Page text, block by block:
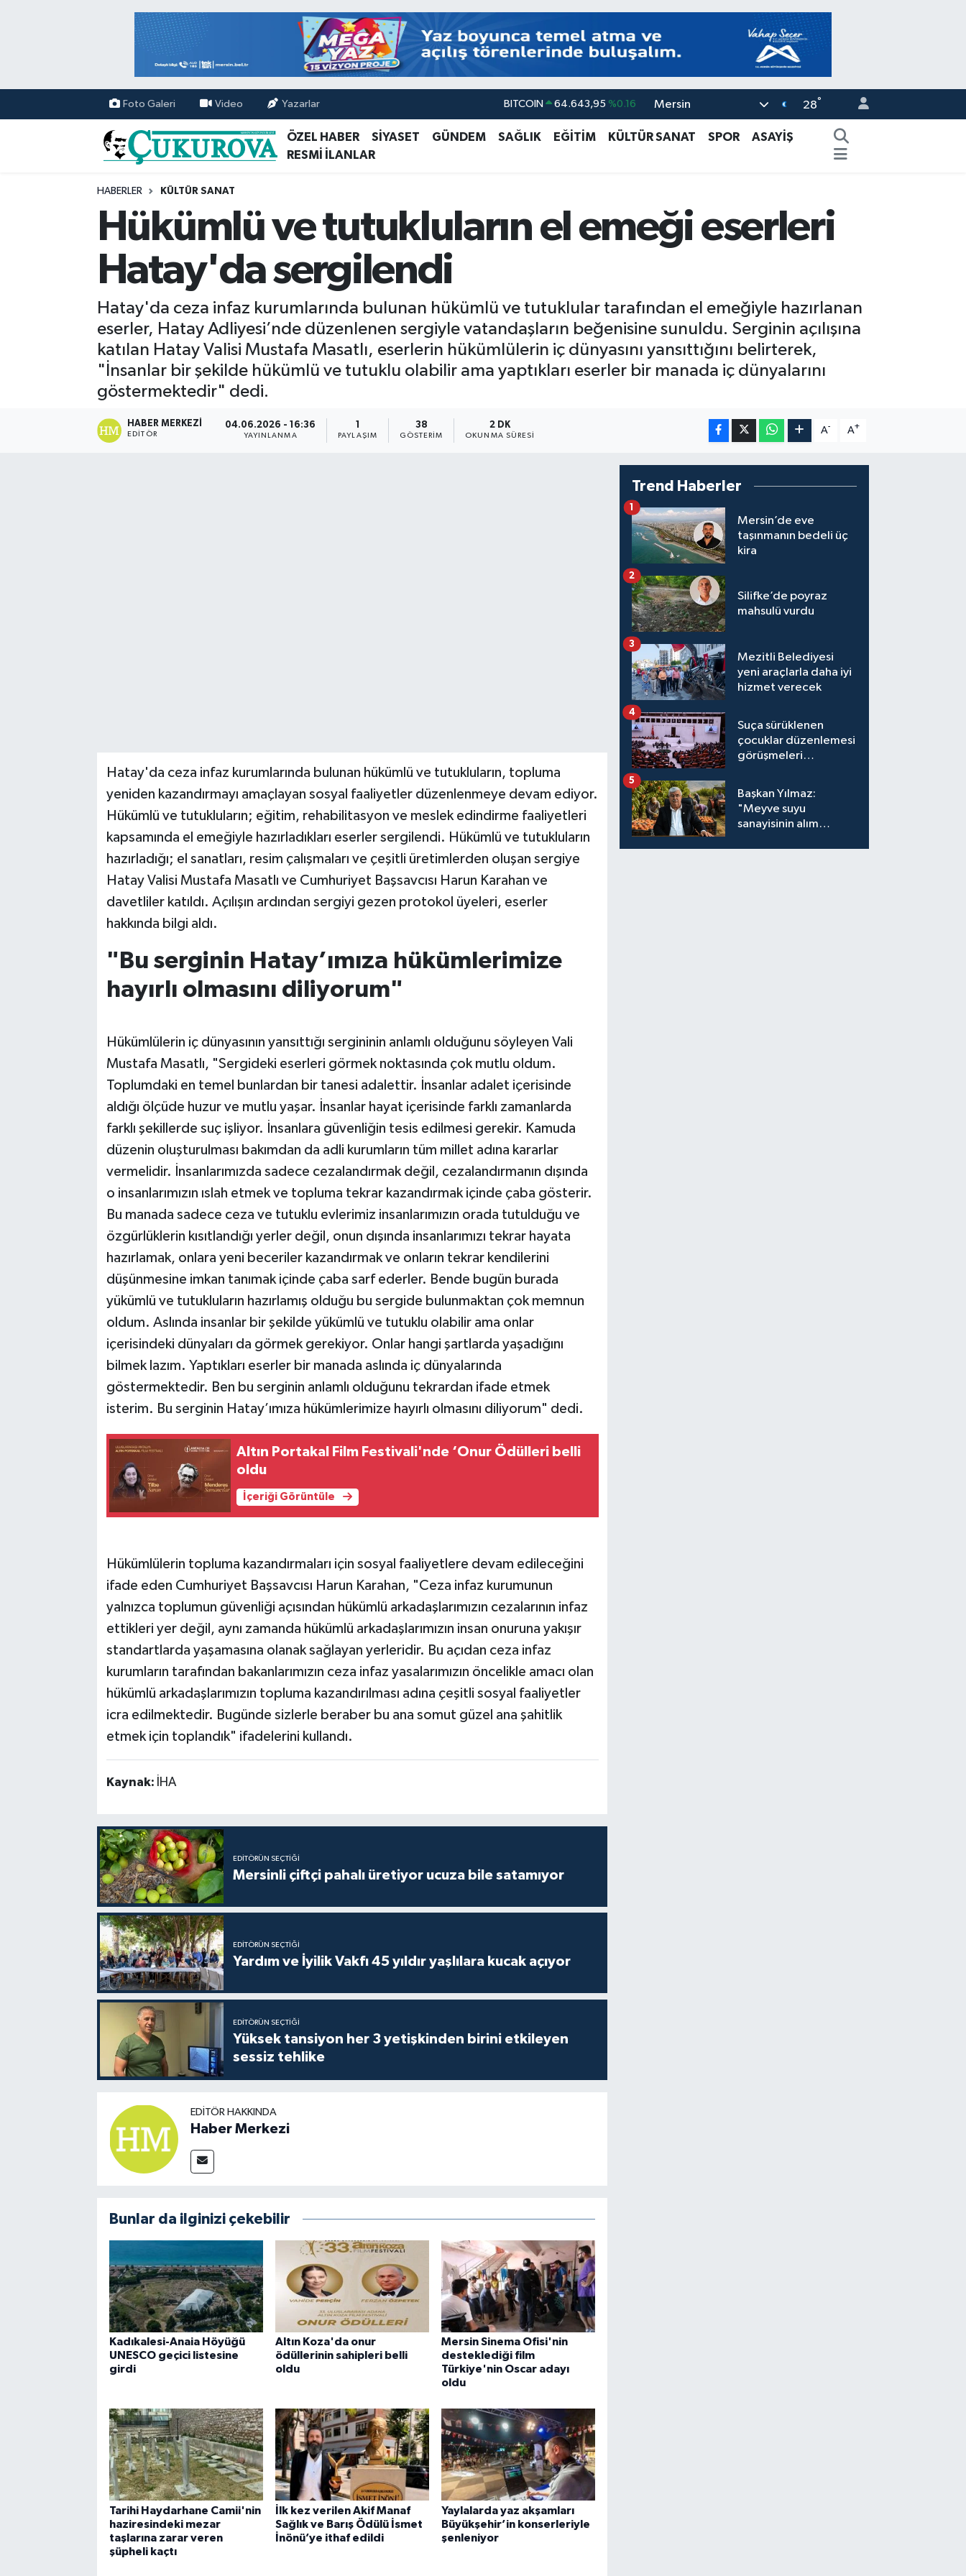
Foto Galeri Video Yazarlar
BITCOIN 64.643,95 %0.16
DOLAR 47,6006 %0.06
EURO 55,0250 %0.02
BİST100
Mersin 28°
ÖZEL HABER SİYASET GÜNDEM SAĞLIK EĞİTİM KÜLTÜR SANAT SPOR
ASAYİŞ
RESMİ İLANLAR
HABERLER KÜLTÜR SANAT
Hükümlü ve tutukluların el emeği eserleri
Hatay'da sergilendi
Hatay'da ceza infaz kurumlarında bulunan hükümlü ve tutuklular tarafından el emeğiyle hazırlanan
eserler, Hatay Adliyesi’nde düzenlenen sergiyle vatandaşların beğenisine sunuldu. Serginin açılışına
katılan Hatay Valisi Mustafa Masatlı, eserlerin hükümlülerin iç dünyasını yansıttığını belirterek,
"İnsanlar bir şekilde hükümlü ve tutuklu olabilir ama yaptıkları eserler bir manada iç dünyalarını
göstermektedir" dedi.
HABER MERKEZI
EDITÖR
04.06.2026 - 16:36
YAYINLANMA PAYLAŞIM
38
GÖSTERIM
2 DK
OKUNMA SÜRESI
A- A+
Hatay'da ceza infaz kurumlarında bulunan hükümlü ve tutukluların, topluma
yeniden kazandırmayı amaçlayan sosyal faaliyetler düzenlenmeye devam ediyor.
Hükümlü ve tutukluların; eğitim, rehabilitasyon ve meslek edindirme faaliyetleri
kapsamında el emeğiyle hazırladıkları eserler sergilendi. Hükümlü ve tutukluların
hazırladığı; el sanatları, resim çalışmaları ve çeşitli üretimlerden oluşan sergiye
Hatay Valisi Mustafa Masatlı ve Cumhuriyet Başsavcısı Harun Karahan ve
davetliler katıldı. Açılışın ardından sergiyi gezen protokol üyeleri, eserler
hakkında bilgi aldı.
"Bu serginin Hatay’ımıza hükümlerimize
hayırlı olmasını diliyorum"
Hükümlülerin iç dünyasının yansıttığı sergininin anlamlı olduğunu söyleyen Vali
Mustafa Masatlı, "Sergideki eserleri görmek noktasında çok mutlu oldum.
Toplumdaki en temel bunlardan bir tanesi adalettir. İnsanlar adalet içerisinde
aldığı ölçüde huzur ve mutlu yaşar. İnsanlar hayat içerisinde farklı zamanlarda
farklı şekillerde suç işliyor. İnsanlara güvenliğin tesis edilmesi gerekir. Kamuda
düzenin oluşturulması bakımdan da adli kurumların tüm millet adına kararlar
vermelidir. İnsanlarımızda sadece cezalandırmak değil, cezalandırmanın dışında
o insanlarımızın ıslah etmek ve topluma tekrar kazandırmak içinde çaba gösterir.
Bu manada sadece ceza ve tutuklu evlerimiz insanlarımızın orada tutulduğu ve
özgürlüklerin kısıtlandığı yerler değil, onun dışında insanlarımızı tekrar hayata
hazırlamak, onlara yeni beceriler kazandırmak ve onların tekrar kendilerini
düşünmesine imkan tanımak içinde çaba sarf ederler. Bende bugün burada
yükümlü ve tutukluların hazırlamış olduğu bu sergide bulunmaktan çok memnun
oldum. Aslında insanlar bir şekilde yükümlü ve tutuklu olabilir ama onlar
içerisindeki dünyaları da görmek gerekiyor. Onlar hangi şartlarda yaşadığını
bilmek lazım. Yaptıkları eserler bir manada aslında iç dünyalarında
göstermektedir. Ben bu serginin anlamlı olduğunu tekrardan ifade etmek
isterim. Bu serginin Hatay’ımıza hükümlerimize hayırlı olmasını diliyorum" dedi.
Altın Portakal Film Festivali'nde ‘Onur Ödülleri belli
oldu
İçeriği Görüntüle
Hükümlülerin topluma kazandırmaları için sosyal faaliyetlere devam edileceğini
ifade eden Cumhuriyet Başsavcısı Harun Karahan, "Ceza infaz kurumunun
yalnızca toplumun güvenliği açısından hükümlü arkadaşlarımızın cezalarının infaz
ettikleri yer değil, aynı zamanda hükümlü arkadaşlarımızın insan onuruna yakışır
standartlarda yaşamasına olanak sağlayan yerleridir. Bu açıdan ceza infaz
kurumların tarafından bakanlarımızın ceza infaz yasalarımızın öncelikle amacı olan
hükümlü arkadaşlarımızın topluma kazandırılması adına çeşitli sosyal faaliyetler
icra edilmektedir. Bugünde sizlerle beraber bu ana somut güzel ana şahitlik
etmek için toplandık" ifadelerini kullandı.
Kaynak: İHA
EDITÖRÜN SEÇTIĞI
Mersinli çiftçi pahalı üretiyor ucuza bile satamıyor
EDITÖRÜN SEÇTIĞI
Yardım ve İyilik Vakfı 45 yıldır yaşlılara kucak açıyor
EDITÖRÜN SEÇTIĞI
Yüksek tansiyon her 3 yetişkinden birini etkileyen
sessiz tehlike
EDITÖR HAKKINDA
Haber Merkezi
Bunlar da ilginizi çekebilir
Kadıkalesi-Anaia Höyüğü
UNESCO geçici listesine
girdi
Altın Koza'da onur
ödüllerinin sahipleri belli
oldu
Mersin Sinema Ofisi'nin
desteklediği film
Türkiye'nin Oscar adayı
oldu
Tarihi Haydarhane Camii'nin
haziresindeki mezar
taşlarına zarar veren
şüpheli kaçtı
İlk kez verilen Akif Manaf
Sağlık ve Barış Ödülü İsmet
İnönü’ye ithaf edildi
Yaylalarda yaz akşamları
Büyükşehir’in konserleriyle
şenleniyor
Trend Haberler
Mersin’de eve
taşınmanın bedeli üç
kira
1
Silifke’de poyraz
mahsulü vurdu
2
Mezitli Belediyesi
yeni araçlarla daha iyi
hizmet verecek
3
Suça sürüklenen
çocuklar düzenlemesi
görüşmeleri
4
Başkan Yılmaz:
"Meyve suyu
sanayisinin alım
5
Mersin Nöbetçi Eczaneler
Mersin Hava Durumu
Mersin Namaz Vakitleri
Mersin Trafik Yoğunluk Haritası
Tüm Manşetler
Son Dakika Haberleri
Haber Arşivi